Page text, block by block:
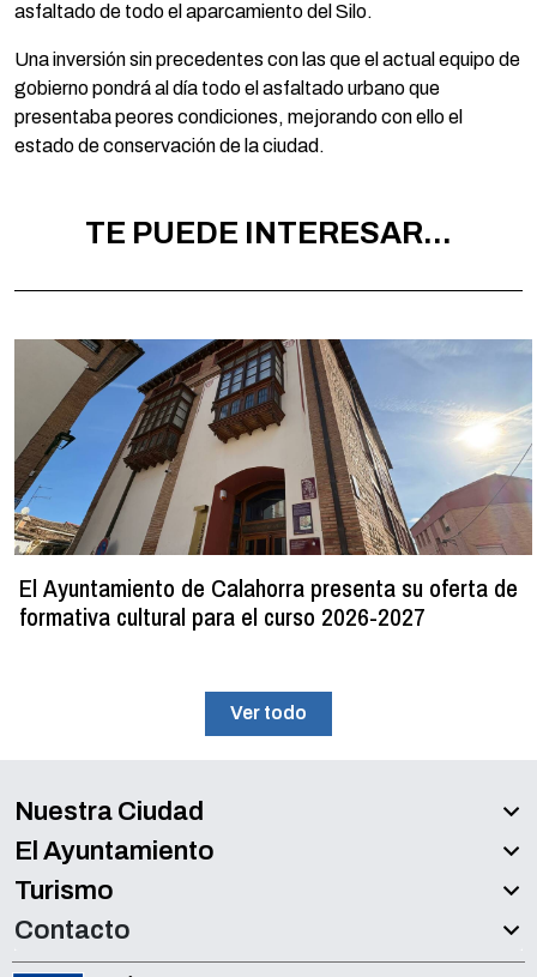
asfaltado de todo el aparcamiento del Silo.
Una inversión sin precedentes con las que el actual equipo de
gobierno pondrá al día todo el asfaltado urbano que
presentaba peores condiciones, mejorando con ello el
estado de conservación de la ciudad.
TE PUEDE INTERESAR...
El Ayuntamiento de Calahorra presenta su oferta de
formativa cultural para el curso 2026-2027
Ver todo
Nuestra Ciudad
El Ayuntamiento
Turismo
Contacto